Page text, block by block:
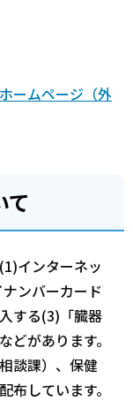
ームページ（外
て
インターネッ
ンバーカード
する(3)「臓器
があります。
談課）、保健
しています。